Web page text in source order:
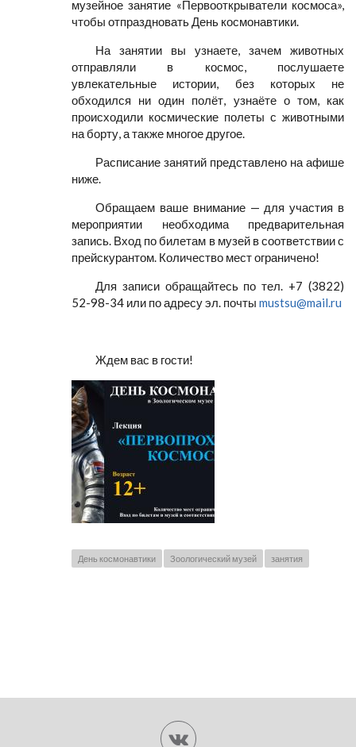
музейное занятие «Первооткрыватели космоса»,
чтобы отпраздновать День космонавтики.
На занятии вы узнаете, зачем животных
отправляли в космос, послушаете
увлекательные истории, без которых не
обходился ни один полёт, узнаёте о том, как
происходили космические полеты с животными
на борту, а также многое другое.
Расписание занятий представлено на афише
ниже.
Обращаем ваше внимание — для участия в
мероприятии необходима предварительная
запись. Вход по билетам в музей в соответствии с
прейскурантом. Количество мест ограничено!
Для записи обращайтесь по тел. +7 (3822)
52-98-34 или по адресу эл. почты mustsu@mail.ru
Ждем вас в гости!
День космонавтики Зоологический музей занятия